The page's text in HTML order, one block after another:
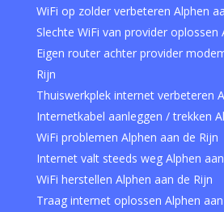
WiFi op zolder verbeteren Alphen
Slechte WiFi van provider oplossen
Eigen router achter provider
Rijn
Thuiswerkplek internet verbeteren
Internetkabel aanleggen / trekken
WiFi problemen Alphen aan de Rijn
Internet valt steeds weg Alphen
WiFi herstellen Alphen aan de Rijn
Traag internet oplossen Alphen